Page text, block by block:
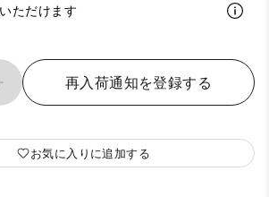
ただけます
再入荷通知を登録する
お気に入りに追加する